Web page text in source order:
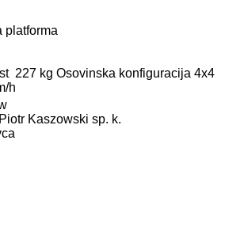
platforma
227 kg Osovinska konfiguracija 4x4
h
Kaszowski sp. k.